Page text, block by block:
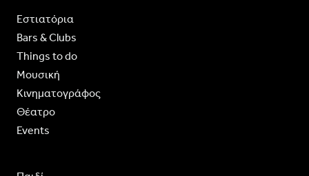
Εστιατόρια
Bars & Clubs
Things to do
Moυσική
Κινηματογράφος
Θέατρο
Events